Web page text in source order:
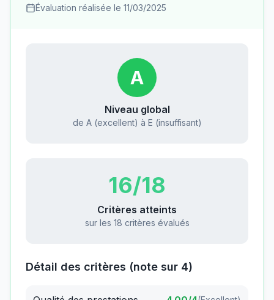
Évaluation réalisée le 11/03/2025
A
Niveau global
de A (excellent) à E (insuffisant)
16/18
Critères atteints
sur les 18 critères évalués
Détail des critères (note sur 4)